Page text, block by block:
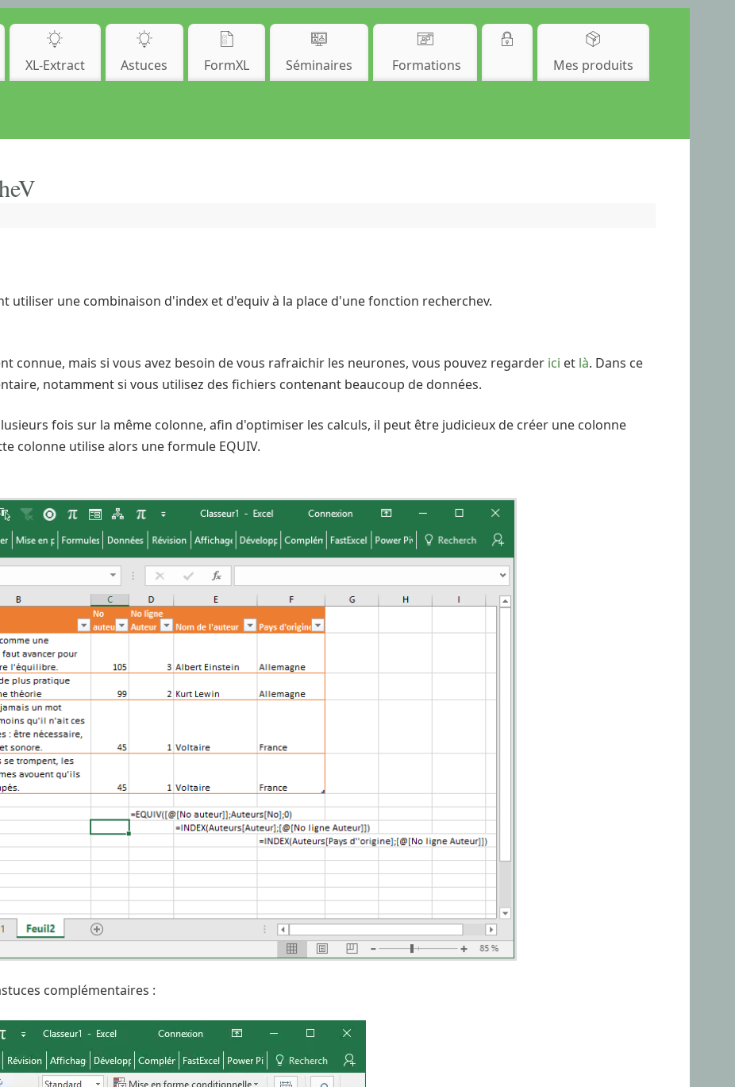
XL-Extract Astuces FormXL Séminaires Formations Mes produits
utiliser une combinaison d'index et d'equiv à la place d'une fonction recherchev.
connue, mais si vous avez besoin de vous rafraichir les neurones, vous pouvez regarder ici et là. Dans ce
notamment si vous utilisez des fichiers contenant beaucoup de données.
fois sur la même colonne, afin d'optimiser les calculs, il peut être judicieux de créer une colonne
colonne utilise alors une formule EQUIV.
complémentaires :